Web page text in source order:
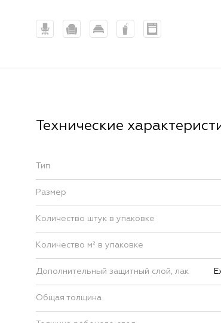
Тип
Размер
Количество штук в упаковке
Количество м² в упаковке
Дополнительный защитный слой, лак
Общая толщина